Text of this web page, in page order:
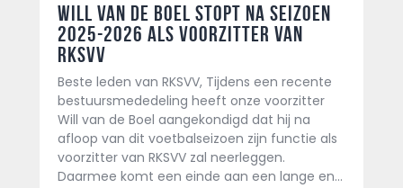
Will van de Boel stopt na seizoen
2025-2026 als voorzitter van
RKSVV
Beste leden van RKSVV, Tijdens een recente
bestuursmededeling heeft onze voorzitter
Will van de Boel aangekondigd dat hij na
afloop van dit voetbalseizoen zijn functie als
voorzitter van RKSVV zal neerleggen.
Daarmee komt een einde aan een lange en…